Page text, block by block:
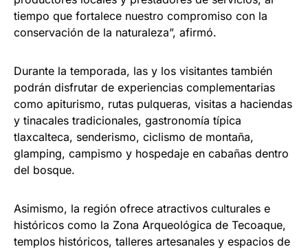
tiempo que fortalece nuestro compromiso con la
conservación de la naturaleza”, afirmó.
Durante la temporada, las y los visitantes también
podrán disfrutar de experiencias complementarias
como apiturismo, rutas pulqueras, visitas a haciendas
y tinacales tradicionales, gastronomía típica
tlaxcalteca, senderismo, ciclismo de montaña,
glamping, campismo y hospedaje en cabañas dentro
del bosque.
Asimismo, la región ofrece atractivos culturales e
históricos como la Zona Arqueológica de Tecoaque,
templos históricos, talleres artesanales y espacios de